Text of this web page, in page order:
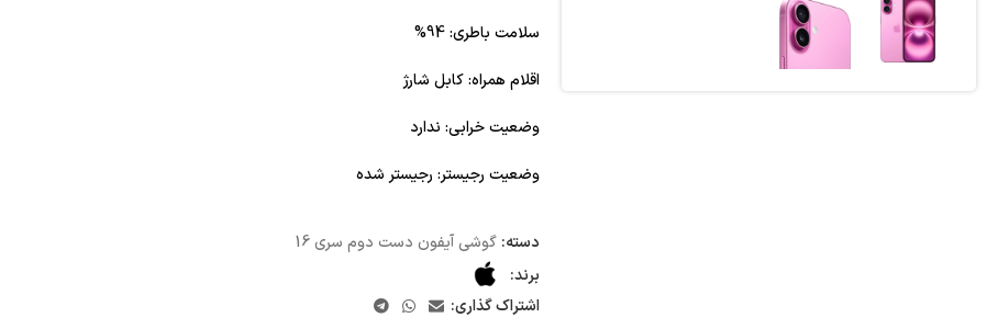
سلامت باطری: 94%
اقلام همراه: کابل شارژ
وضعیت خرابی: ندارد
وضعیت رجیستر: رجیستر شده
دسته: گوشی آیفون دست دوم سری 16
برند:
اشتراک گذاری: